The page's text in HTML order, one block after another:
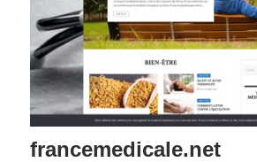
francemedicale.net